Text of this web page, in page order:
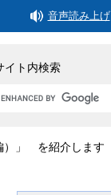
音声読み上げ
イト内検索
Google
）」 を紹介します